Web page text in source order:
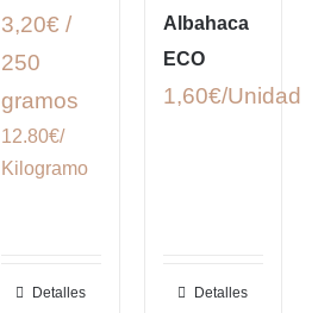
3,20€ /
250
gramos
12.80€/
Kilogramo
Detalles
Albahaca
ECO
1,60€
Detalles